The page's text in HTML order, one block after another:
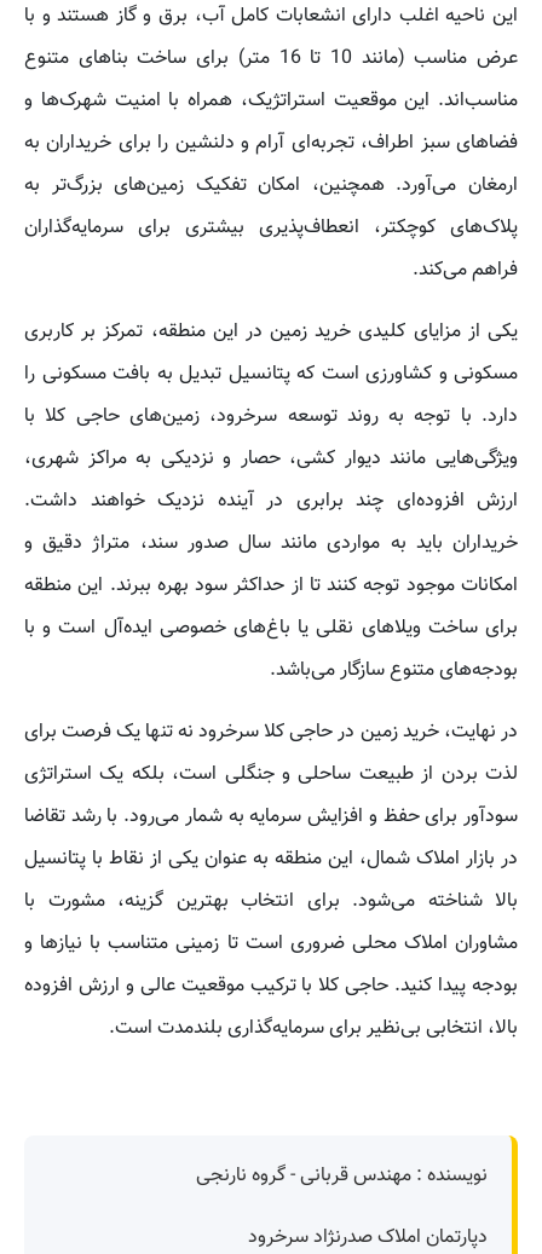
این ناحیه اغلب دارای انشعابات کامل آب، برق و گاز هستند و با
عرض مناسب (مانند 10 تا 16 متر) برای ساخت بناهای متنوع
مناسب‌اند. این موقعیت استراتژیک، همراه با امنیت شهرک‌ها و
فضاهای سبز اطراف، تجربه‌ای آرام و دلنشین را برای خریداران به
ارمغان می‌آورد. همچنین، امکان تفکیک زمین‌های بزرگ‌تر به
پلاک‌های کوچکتر، انعطاف‌پذیری بیشتری برای سرمایه‌گذاران
فراهم می‌کند.
یکی از مزایای کلیدی خرید زمین در این منطقه، تمرکز بر کاربری
مسکونی و کشاورزی است که پتانسیل تبدیل به بافت مسکونی را
دارد. با توجه به روند توسعه سرخرود، زمین‌های حاجی کلا با
ویژگی‌هایی مانند دیوار کشی، حصار و نزدیکی به مراکز شهری،
ارزش افزوده‌ای چند برابری در آینده نزدیک خواهند داشت.
خریداران باید به مواردی مانند سال صدور سند، متراژ دقیق و
امکانات موجود توجه کنند تا از حداکثر سود بهره ببرند. این منطقه
برای ساخت ویلاهای نقلی یا باغ‌های خصوصی ایده‌آل است و با
بودجه‌های متنوع سازگار می‌باشد.
در نهایت، خرید زمین در حاجی کلا سرخرود نه تنها یک فرصت برای
لذت بردن از طبیعت ساحلی و جنگلی است، بلکه یک استراتژی
سودآور برای حفظ و افزایش سرمایه به شمار می‌رود. با رشد تقاضا
در بازار املاک شمال، این منطقه به عنوان یکی از نقاط با پتانسیل
بالا شناخته می‌شود. برای انتخاب بهترین گزینه، مشورت با
مشاوران املاک محلی ضروری است تا زمینی متناسب با نیازها و
بودجه پیدا کنید. حاجی کلا با ترکیب موقعیت عالی و ارزش افزوده
بالا، انتخابی بی‌نظیر برای سرمایه‌گذاری بلندمدت است.
نویسنده : مهندس قربانی - گروه نارنجی
دپارتمان املاک صدرنژاد سرخرود